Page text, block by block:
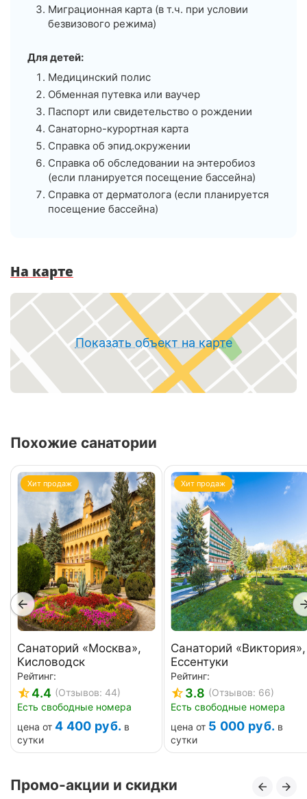
Миграционная карта (в т.ч. при условии
безвизового режима)
Для детей:
Медицинский полис
Обменная путевка или ваучер
Паспорт или свидетельство о рождении
Санаторно-курортная карта
Справка об эпид.окружении
Справка об обследовании на энтеробиоз
(если планируется посещение бассейна)
Справка от дерматолога (если планируется
посещение бассейна)
На карте
Показать объект на карте
Похожие санатории
Хит продаж
Санаторий «Москва»,
Кисловодск
Рейтинг:
4.4 (Отзывов: 44)
Есть свободные номера
цена от 4 400 руб. в
сутки
Хит продаж
Санаторий «Виктория»,
Ессентуки
Рейтинг:
3.8 (Отзывов: 66)
Есть свободные номера
цена от 5 000 руб. в
сутки
Промо-акции и скидки